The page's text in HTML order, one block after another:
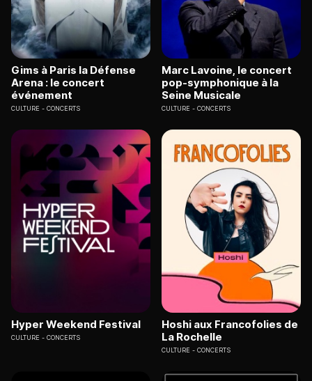
Gims à Paris la Défense
Arena : le concert
événement
CULTURE CONCERTS
Marc Lavoine, le concert
pop-symphonique à la
Seine Musicale
CULTURE CONCERTS
Hyper Weekend Festival
CULTURE CONCERTS
Hoshi aux Francofolies de
La Rochelle
CULTURE CONCERTS